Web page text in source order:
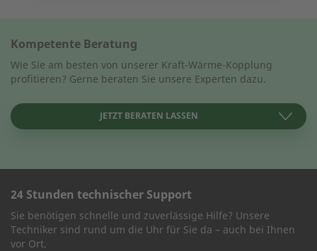
Kompetente Beratung
Wie Sie am besten von unserer Kraft-Wärme-Kopplung
profitieren? Gerne beraten Sie unsere Experten dazu.
JETZT BERATEN LASSEN
KONTAKT AUFNEHMEN
Wie können wir Ihnen helfen?
24 Stunden technischer Support
Sie benötigen schnelle und zuverlässige Hilfe? Unsere
Techniker sind rund um die Uhr für Sie da – auch bei Ihnen
vor Ort.